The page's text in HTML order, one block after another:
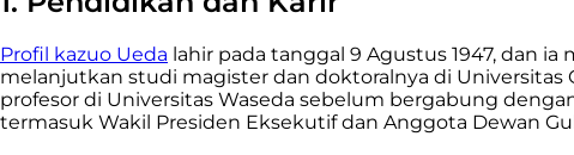
Profil kazuo Ueda lahir pada tanggal 9 Agustus 1947, dan
melanjutkan studi magister dan doktoralnya di Universitas
profesor di Universitas Waseda sebelum bergabung
termasuk Wakil Presiden Eksekutif dan Anggota Dewan